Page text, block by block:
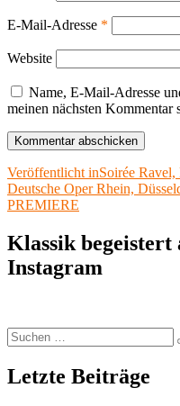
E-Mail-Adresse *
Website
Name, E-Mail-Adresse
meinen nächsten Kommentar
Beitragsnavigation
Veröffentlicht inSoirée
Deutsche Oper Rhein,
PREMIERE
Klassik begeistert
Instagram
Suchen
nach:
Letzte Beiträge